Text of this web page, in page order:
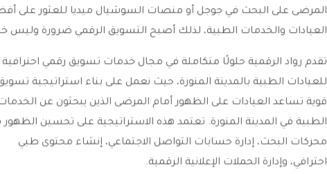
المرضى على البحث في جوجل أو منصات السوشيال ميديا للعثور على
العيادات والخدمات الطبية، لذلك أصبح التسويق الرقمي ضرورة وليس
تقدم رواد الرقمية حلولًا متكاملة في مجال خدمات تسويق رقمي احترافية
للعيادات الطبية بالمدينة المنورة، حيث نعمل على بناء استراتيجية
قوية تساعد العيادات على الظهور أمام المرضى الذين يبحثون عن
الطبية في المدينة المنورة. تعتمد هذه الاستراتيجية على تحسين الظهور
محركات البحث، إدارة حسابات التواصل الاجتماعي، إنشاء محتوى طبي
احترافي، وإدارة الحملات الإعلانية الرقمية.